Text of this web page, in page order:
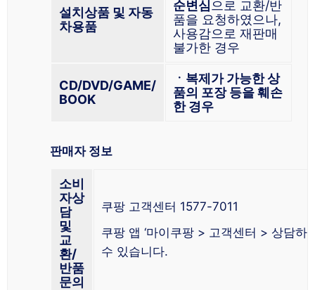
설치상품 및 자동
차용품
순변심 으로 교환/반
품을 요청하였으나,
사용감으로 재판매
불가한 경우
CD/DVD/GAME/
BOOK
ㆍ복제가 가능한 상
품의 포장 등을 훼손
한 경우
판매자 정보
소비
자상
담
및
교
환/
반품
문의
쿠팡 고객센터 1577-7011
쿠팡 앱 ‘마이쿠팡 > 고객센터 > 상담하
수 있습니다.